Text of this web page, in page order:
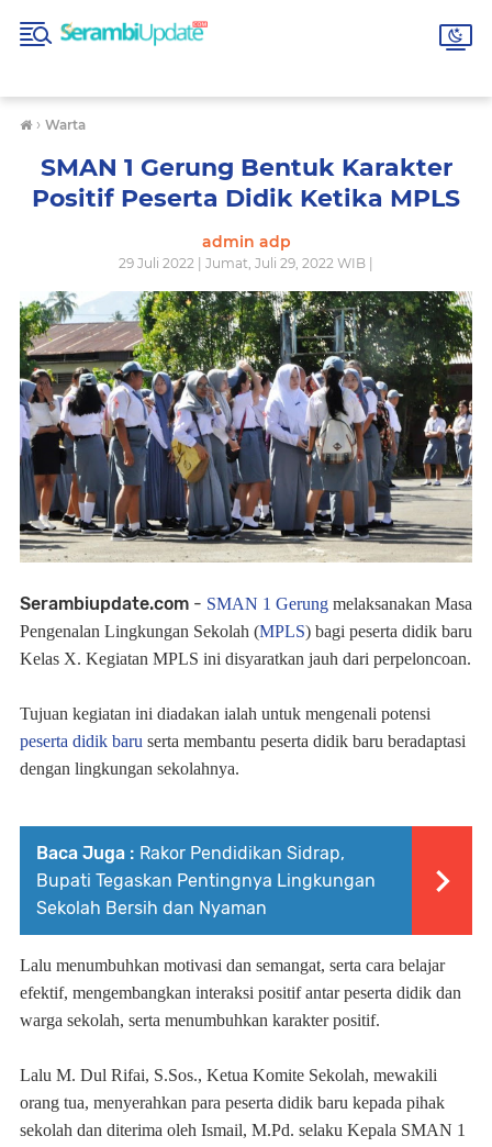
› Warta
SMAN 1 Gerung Bentuk Karakter
Positif Peserta Didik Ketika MPLS
admin adp
29 Juli 2022 | Jumat, Juli 29, 2022 WIB |
Serambiupdate.com - SMAN 1 Gerung melaksanakan Masa
Pengenalan Lingkungan Sekolah (MPLS) bagi peserta didik baru
Kelas X. Kegiatan MPLS ini disyaratkan jauh dari perpeloncoan.
Tujuan kegiatan ini diadakan ialah untuk mengenali potensi
peserta didik baru serta membantu peserta didik baru beradaptasi
dengan lingkungan sekolahnya.
Baca Juga : Rakor Pendidikan Sidrap,
Bupati Tegaskan Pentingnya Lingkungan
Sekolah Bersih dan Nyaman
Lalu menumbuhkan motivasi dan semangat, serta cara belajar
efektif, mengembangkan interaksi positif antar peserta didik dan
warga sekolah, serta menumbuhkan karakter positif.
Lalu M. Dul Rifai, S.Sos., Ketua Komite Sekolah, mewakili
orang tua, menyerahkan para peserta didik baru kepada pihak
sekolah dan diterima oleh Ismail, M.Pd. selaku Kepala SMAN 1